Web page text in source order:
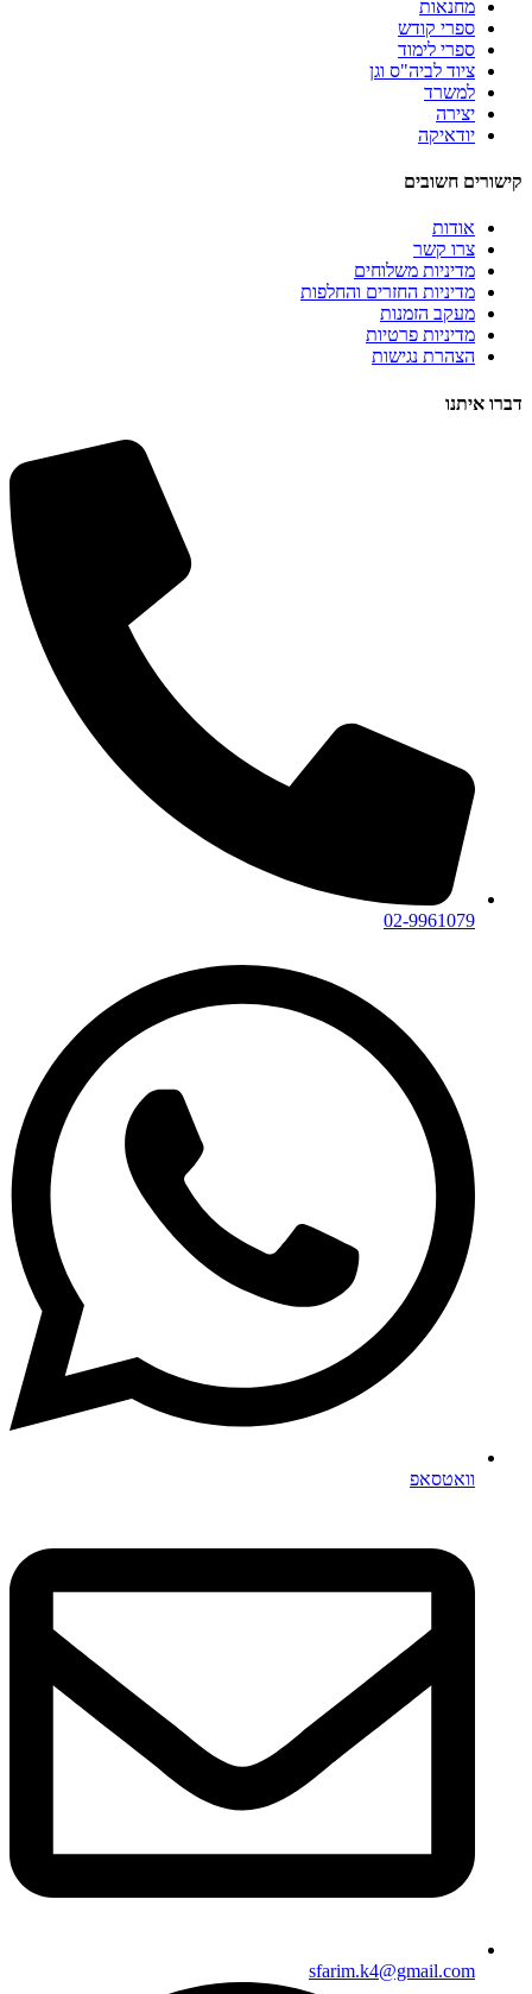
מחנאות
ספרי קודש
ספרי לימוד
ציוד לביה"ס וגן
למשרד
יצירה
יודאיקה
קישורים חשובים
אודות
צרו קשר
מדיניות משלוחים
מדיניות החזרים והחלפות
מעקב הזמנות
מדיניות פרטיות
הצהרת נגישות
דברו איתנו
02-9961079
וואטסאפ
sfarim.k4@gmail.com